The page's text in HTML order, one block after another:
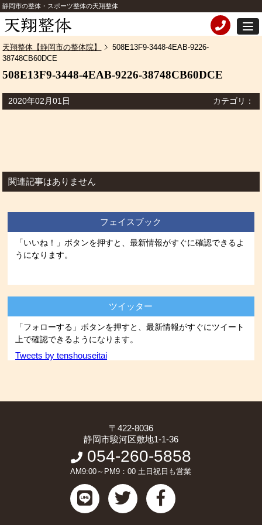
静岡市の整体・スポーツ整体の天翔整体
天翔整体【静岡市の整体院】
508E13F9-3448-4EAB-9226-
38748CB60DCE
508E13F9-3448-4EAB-9226-38748CB60DCE
2020年02月01日 カテゴリ：
関連記事はありません
フェイスブック
「いいね！」ボタンを押すと、最新情報がすぐに確認できるよ
うになります。
ツイッター
「フォローする」ボタンを押すと、最新情報がすぐにツイート
上で確認できるようになります。
Tweets by tenshouseitai
〒422-8036
静岡市駿河区敷地1-1-36
054-260-5858
AM9:00～PM9：00 土日祝日も営業